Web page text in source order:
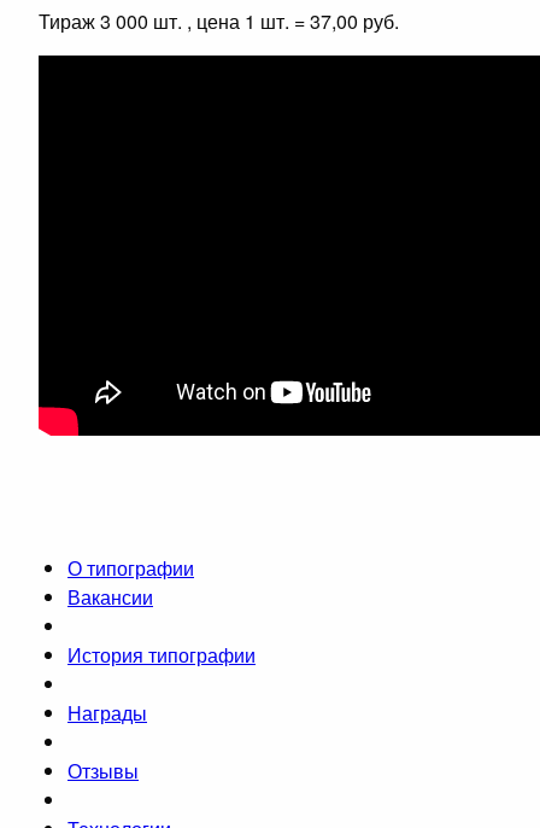
Тираж 3 000 шт. , цена 1 шт. = 37,00 руб.
О типографии
Вакансии
История типографии
Награды
Отзывы